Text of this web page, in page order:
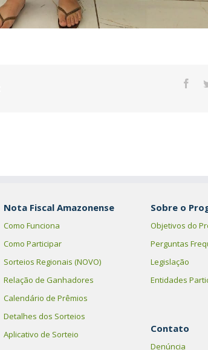
Nota Fiscal Amazonense
Como Funciona
Como Participar
Sorteios Regionais (NOVO)
Relação de Ganhadores
Calendário de Prêmios
Detalhes dos Sorteios
Aplicativo de Sorteio
Sobre o
Objetivos do
Perguntas
Legislação
Entidades
Contato
Denúncia